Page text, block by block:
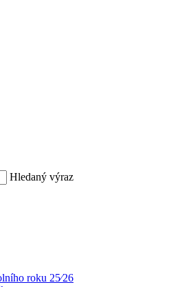
Hledaný výraz
roku 25⁄26